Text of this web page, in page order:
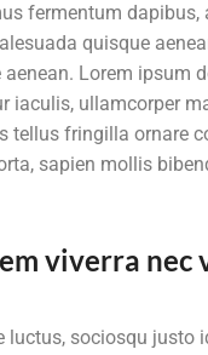
fermentum
quisque
Lorem ipsum
ullamcorper
fringilla ornare
sapien mollis
viverra nec
sociosqu justo